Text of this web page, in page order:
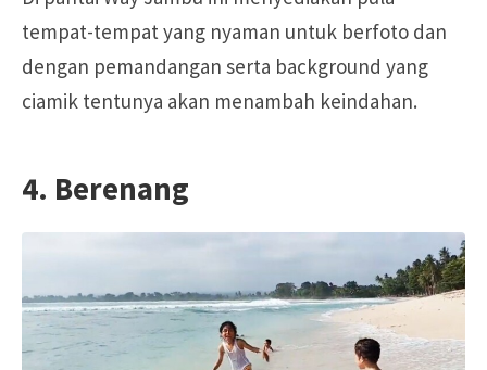
tempat-tempat yang nyaman untuk berfoto dan
dengan pemandangan serta background yang
ciamik tentunya akan menambah keindahan.
4. Berenang